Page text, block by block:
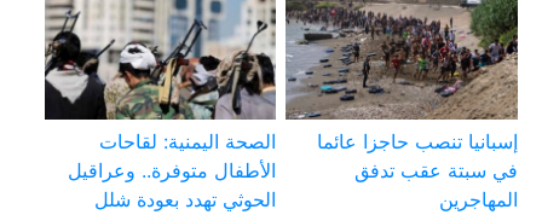
إسبانيا تنصب حاجزا عائما
في سبتة عقب تدفق
المهاجرين
الصحة اليمنية: لقاحات
الأطفال متوفرة.. وعراقيل
الحوثي تهدد بعودة شلل